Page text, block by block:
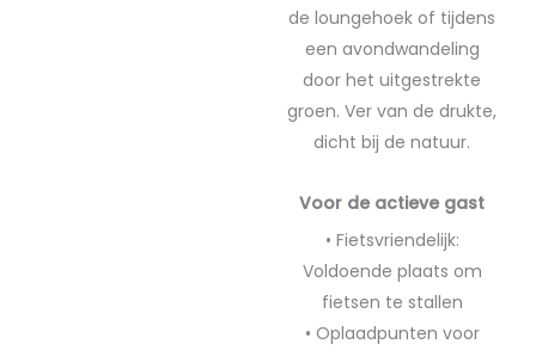
de loungehoek of tijdens
een avondwandeling
door het uitgestrekte
groen. Ver van de drukte,
dicht bij de natuur.
Voor de actieve gast
• Fietsvriendelijk:
Voldoende plaats om
fietsen te stallen
• Oplaadpunten voor